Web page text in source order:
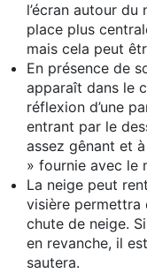
l’écran autour
place plus
mais cela peut
En présence de
apparaît dans le
réflexion d’une
entrant par le
assez gênant et
» fournie avec le
La neige peut
visière permettra
chute de neige.
en revanche, il
sautera.